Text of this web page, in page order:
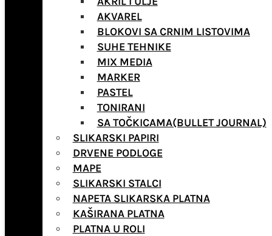
AKVAREL
BLOKOVI SA CRNIM LISTOVIMA
SUHE TEHNIKE
MIX MEDIA
MARKER
PASTEL
TONIRANI
SA TOČKICAMA(BULLET JOURNAL)
SLIKARSKI PAPIRI
DRVENE PODLOGE
MAPE
SLIKARSKI STALCI
NAPETA SLIKARSKA PLATNA
KAŠIRANA PLATNA
PLATNA U ROLI